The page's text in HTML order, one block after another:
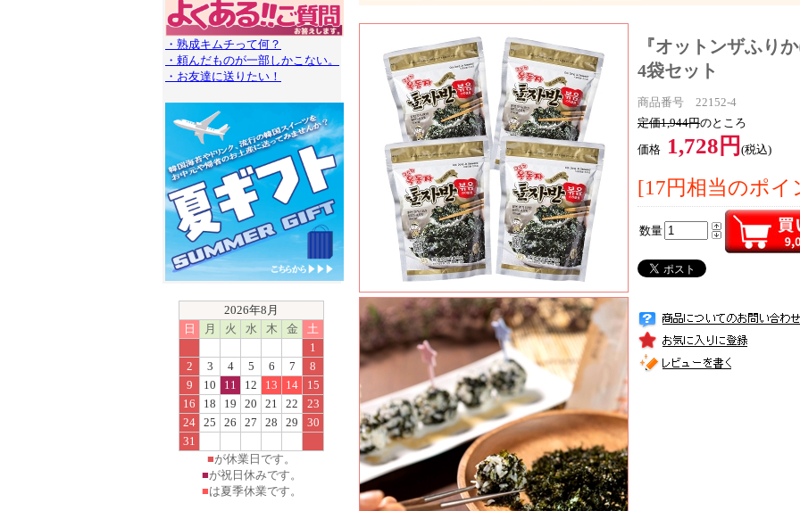
・熟成キムチって何？
・頼んだものが一部しかこない。
・お友達に送りたい！
2026年8月
日
月 火 水 木 金
土
1
2
3 4 5 6 7
8
9
10 11 12 13 14
15
16
18 19 20 21 22
23
24 25 26 27 28 29
30
31
■が休業日です。
■が祝日休みです。
■は夏季休業です。
『オットンザふり
4袋セット
商品番号 22152-4
定価1,944円のところ
価格 1,728円 (税込)
[17円相当のポイ
数量